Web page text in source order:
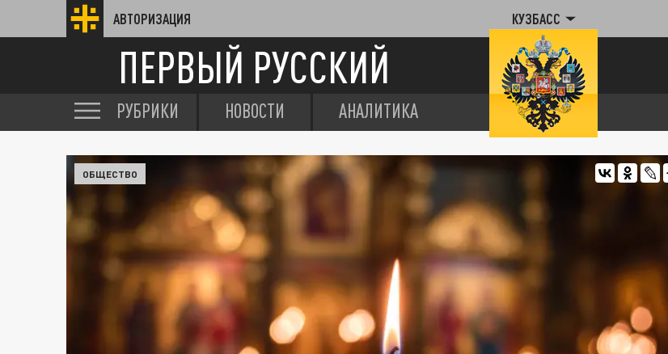
АВТОРИЗАЦИЯ КУЗБАСС
ПЕРВЫЙ РУССКИЙ
РУБРИКИ НОВОСТИ АНАЛИТИКА
ОБЩЕСТВО